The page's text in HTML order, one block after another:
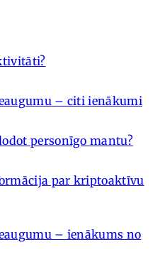
– citi ienākumi
personīgo mantu?
par kriptoaktīvu
– ienākums no